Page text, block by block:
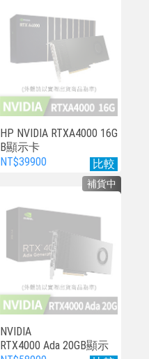
比較
HP NVIDIA RTXA4000 16G
B顯示卡
NT$39900
NVIDIA
RTX4000 Ada 20GB顯示
補貨中